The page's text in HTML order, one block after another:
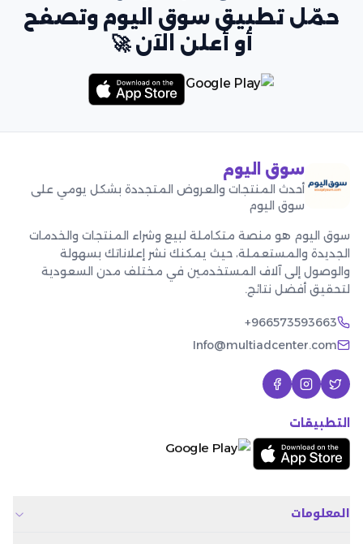
حمّل تطبيق سوق اليوم وتصفح
أو أعلن الآن 🚀
سوق اليوم
أحدث المنتجات والعروض المتجددة بشكل يومي على
سوق اليوم
سوق اليوم هو منصة متكاملة لبيع وشراء المنتجات والخدمات
الجديدة والمستعملة، حيث يمكنك نشر إعلاناتك بسهولة
والوصول إلى آلاف المستخدمين في مختلف مدن السعودية
لتحقيق أفضل نتائج.
+966573593663
Info@multiadcenter.com
التطبيقات
المعلومات